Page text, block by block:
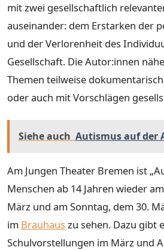
mit zwei gesellschaftlich
auseinander: dem Erstarken der
und der Verlorenheit des
Gesellschaft. Die Autor:innen
Themen teilweise
oder auch mit Vorschlägen
Siehe auch Autismus auf der
Am Jungen Theater Bremen ist
Menschen ab 14 Jahren wieder
März und am Sonntag, dem 30.
im Brauhauszu sehen. Dazu gibt
Schulvorstellungen im März und